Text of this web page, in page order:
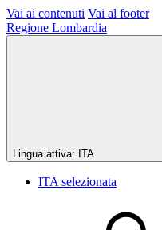
Vai ai contenuti Vai al footer
Regione Lombardia
Lingua attiva: ITA
ITA selezionata